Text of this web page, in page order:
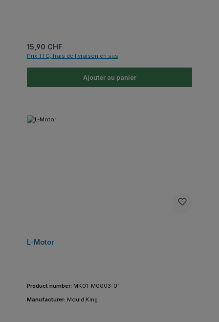
Prix régulier :
15,90 CHF
Prix TTC, frais de livraison en sus
Ajouter au panier
L-Motor
Product number: MK01-M0003-01
Manufacturer: Mould King